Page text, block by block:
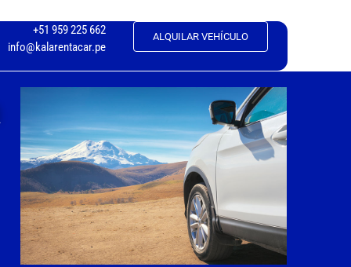
+51 959 225 662
info@kalarentacar.pe
ALQUILAR VEHÍCULO